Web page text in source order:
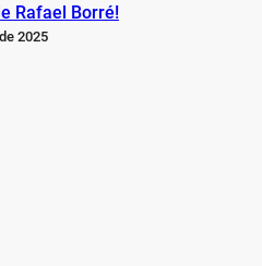
Rafael Borré!
2025